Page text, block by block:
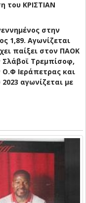
του ΚΡΙΣΤΙΑΝ
στην
1,89. Αγωνίζεται
παίξει στον ΠΑΟΚ
Τρεμπίσοφ,
Ο.Φ Ιεράπετρας και
αγωνίζεται με